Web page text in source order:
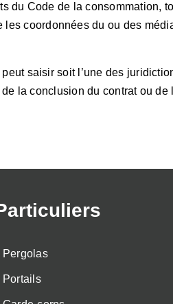
du Code de la consommation,
les coordonnées du ou des
saisir soit l’une des
la conclusion du contrat ou
Pergolas
Portails